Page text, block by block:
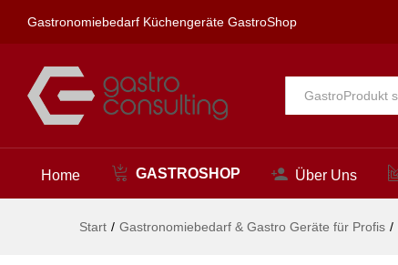
Gastronomiebedarf Küchengeräte GastroShop
Alle
Home GASTROSHOP Über Uns
Start / Gastronomiebedarf & Gastro Geräte für Profis /
Beschreibung